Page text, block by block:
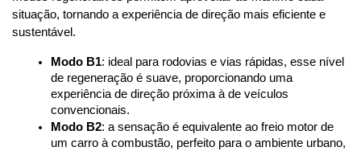
situação, tornando a experiência de direção mais eficiente e
sustentável.
Modo B1: ideal para rodovias e vias rápidas, esse nível
de regeneração é suave, proporcionando uma
experiência de direção próxima à de veículos
convencionais.
Modo B2: a sensação é equivalente ao freio motor de
um carro à combustão, perfeito para o ambiente urbano,